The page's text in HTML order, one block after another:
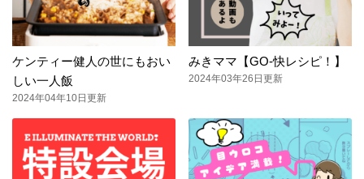
ケンティー健人の世にもおい
しい一人飯
2024年04年10日更新
みきママ【GO-快レシピ！】
2024年03年26日更新